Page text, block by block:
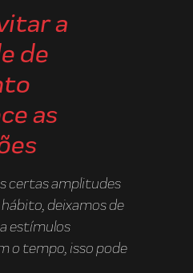
a
de
as
certas amplitudes
deixamos de
estímulos
o tempo, isso pode